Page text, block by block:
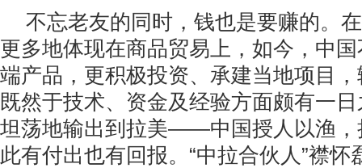
不忘老友的同时，钱也是要赚的。
更多地体现在商品贸易上，如今，中
端产品，更积极投资、承建当地项目
既然于技术、资金及经验方面颇有一
坦荡地输出到拉美——中国授人以渔，
此有付出也有回报。“中拉合伙人”襟